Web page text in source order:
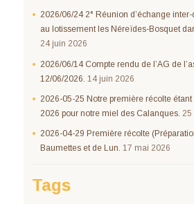
2026/06/24 2° Réunion d’échange
au lotissement les Néreïdes-Bosquet
24 juin 2026
2026/06/14 Compte rendu de l’AG de
12/06/2026. 14 juin 2026
2026-05-25 Notre première récolte
2026 pour notre miel des Calanques. 25
2026-04-29 Première récolte
Baumettes et de Lun. 17 mai 2026
Tags